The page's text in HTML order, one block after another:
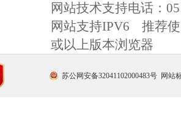
网站技术支持电话：
网站支持IPV6 推荐使
或以上版本浏览器
苏公网安备32041102000483号 网站